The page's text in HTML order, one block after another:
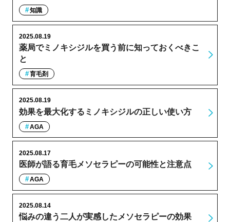
知識
薬局でミノキシジルを買う前に知っておくべきこ
と
2025.08.19
育毛剤
効果を最大化するミノキシジルの正しい使い方
2025.08.19
AGA
医師が語る育毛メソセラピーの可能性と注意点
2025.08.17
AGA
悩みの違う二人が実感したメソセラピーの効果
2025.08.14